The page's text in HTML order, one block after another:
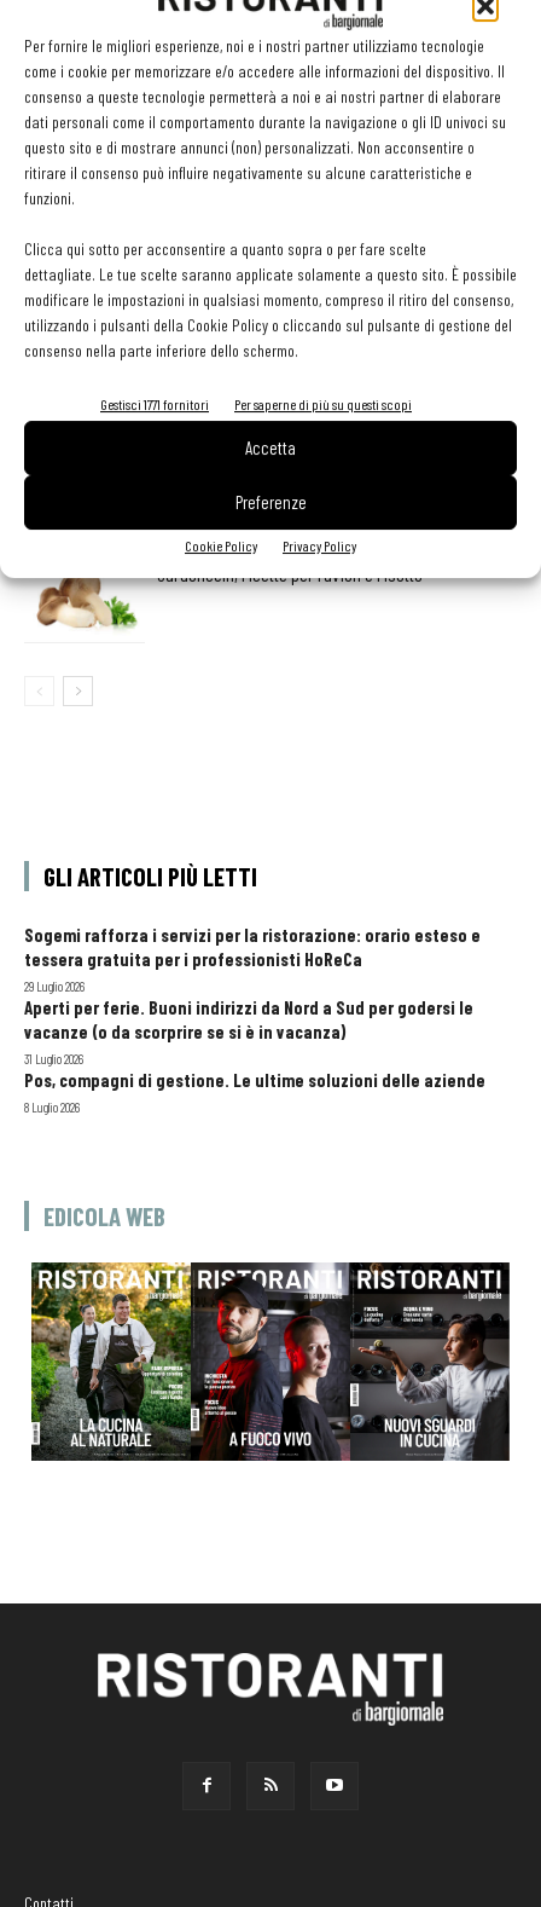
Per fornire le migliori esperienze, noi e i nostri partner utilizziamo tecnologie
come i cookie per memorizzare e/o accedere alle informazioni del dispositivo. Il
consenso a queste tecnologie permetterà a noi e ai nostri partner di elaborare
dati personali come il comportamento durante la navigazione o gli ID univoci su
questo sito e di mostrare annunci (non) personalizzati. Non acconsentire o
ritirare il consenso può influire negativamente su alcune caratteristiche e
funzioni.
Clicca qui sotto per acconsentire a quanto sopra o per fare scelte
dettagliate. Le tue scelte saranno applicate solamente a questo sito. È possibile
modificare le impostazioni in qualsiasi momento, compreso il ritiro del consenso,
utilizzando i pulsanti della Cookie Policy o cliccando sul pulsante di gestione del
consenso nella parte inferiore dello schermo.
Gestisci 1771 fornitori Per saperne di più su questi scopi
Accetta
Preferenze
Cookie Policy Privacy Policy
Twitter
LEGGI ANCHE
Non è colpa della pasta in bianco
Perché servono più talenti
Cardoncelli, ricette per ravioli e risotto
GLI ARTICOLI PIÙ LETTI
Sogemi rafforza i servizi per la ristorazione: orario esteso e
tessera gratuita per i professionisti HoReCa
29 Luglio 2026
Aperti per ferie. Buoni indirizzi da Nord a Sud per godersi le
vacanze (o da scorprire se si è in vacanza)
31 Luglio 2026
Pos, compagni di gestione. Le ultime soluzioni delle aziende
8 Luglio 2026
EDICOLA WEB